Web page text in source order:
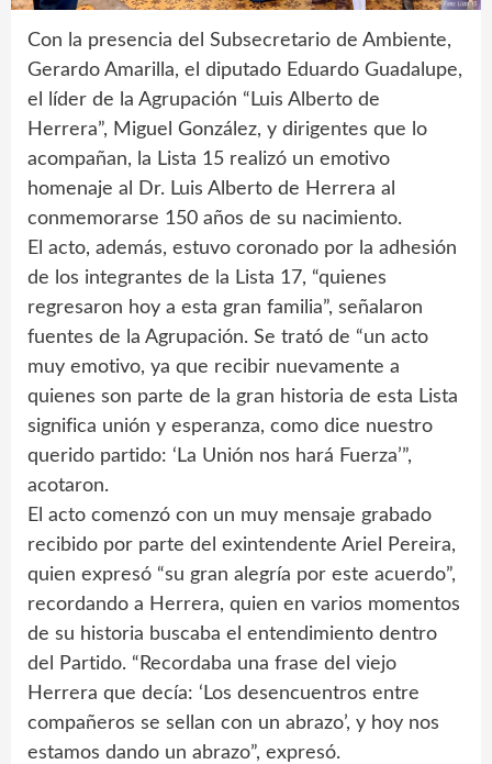
Con la presencia del Subsecretario de Ambiente,
Gerardo Amarilla, el diputado Eduardo Guadalupe,
el líder de la Agrupación “Luis Alberto de
Herrera”, Miguel González, y dirigentes que lo
acompañan, la Lista 15 realizó un emotivo
homenaje al Dr. Luis Alberto de Herrera al
conmemorarse 150 años de su nacimiento.
El acto, además, estuvo coronado por la adhesión
de los integrantes de la Lista 17, “quienes
regresaron hoy a esta gran familia”, señalaron
fuentes de la Agrupación. Se trató de “un acto
muy emotivo, ya que recibir nuevamente a
quienes son parte de la gran historia de esta Lista
significa unión y esperanza, como dice nuestro
querido partido: ‘La Unión nos hará Fuerza’”,
acotaron.
El acto comenzó con un muy mensaje grabado
recibido por parte del exintendente Ariel Pereira,
quien expresó “su gran alegría por este acuerdo”,
recordando a Herrera, quien en varios momentos
de su historia buscaba el entendimiento dentro
del Partido. “Recordaba una frase del viejo
Herrera que decía: ‘Los desencuentros entre
compañeros se sellan con un abrazo’, y hoy nos
estamos dando un abrazo”, expresó.